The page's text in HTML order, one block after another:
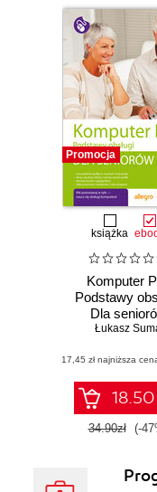
Promocja
książka
Komputer
Podstawy
Dla
Łukasz
(17,45 zł najniższa
18.50
34.90zł (-